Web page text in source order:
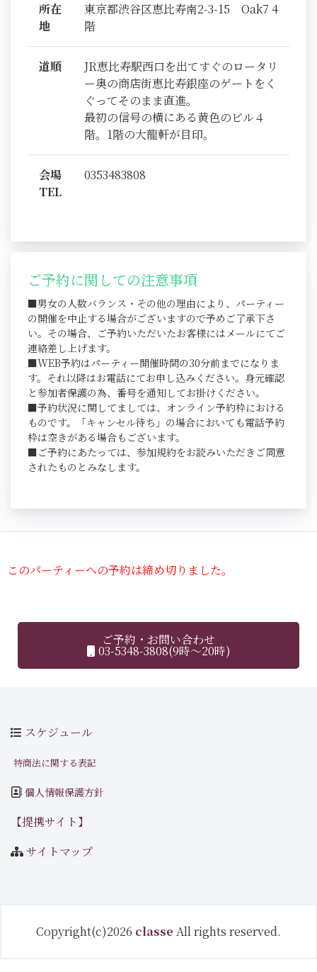
所在
地
東京都渋谷区恵比寿南2-3-15 Oak7 4
階
道順
JR恵比寿駅西口を出てすぐのロータリ
ー奥の商店街恵比寿銀座のゲートをく
ぐってそのまま直進。
最初の信号の横にある黄色のビル４
階。1階の大龍軒が目印。
会場
TEL
0353483808
ご予約に関しての注意事項
■男女の人数バランス・その他の理由により、パーティー
の開催を中止する場合がございますので予めご了承下さ
い。その場合、ご予約いただいたお客様にはメールにてご
連絡差し上げます。
■WEB予約はパーティー開催時間の30分前までになりま
す。それ以降はお電話にてお申し込みください。身元確認
と参加者保護の為、番号を通知してお掛けください。
■予約状況に関してましては、オンライン予約枠における
ものです。「キャンセル待ち」の場合においても電話予約
枠は空きがある場合もございます。
■ご予約にあたっては、参加規約をお読みいただきご同意
されたものとみなします。
このパーティーへの予約は締め切りました。
ご予約・お問い合わせ
03-5348-3808(9時～20時)
スケジュール
特商法に関する表記
個人情報保護方針
【提携サイト】
サイトマップ
Copyright(c)2026 classe All rights reserved.